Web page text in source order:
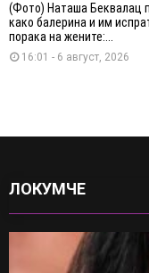
(Фото) Наташа Беквалац
како балерина и им
порака на жените:...
16:01 - 6 август, 2026
ЛОКУМЧЕ